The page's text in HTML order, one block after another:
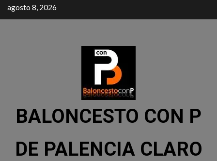
agosto 8, 2026
BALONCESTO CON P
DE PALENCIA CLARO